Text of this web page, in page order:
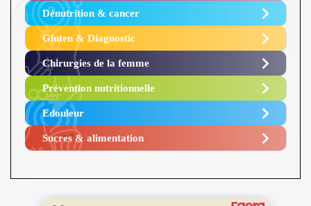
Dénutrition & cancer
Gluten & Diagnostic
Chirurgies de la femme
Prévention nutritionnelle
Edouleur​
Sucres & alimentation​